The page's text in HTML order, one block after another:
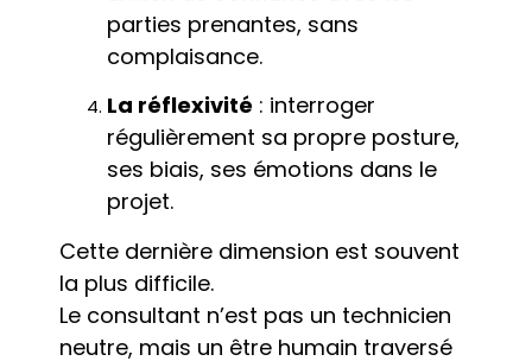
parties prenantes, sans
complaisance.
La réflexivité : interroger
régulièrement sa propre posture,
ses biais, ses émotions dans le
projet.
Cette dernière dimension est souvent
la plus difficile.
Le consultant n’est pas un technicien
neutre, mais un être humain traversé